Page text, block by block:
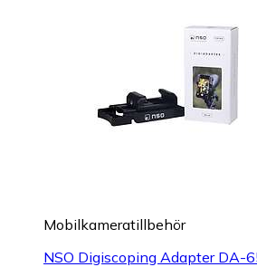
Mobilkameratillbehör
NSO Digiscoping Adapter DA-